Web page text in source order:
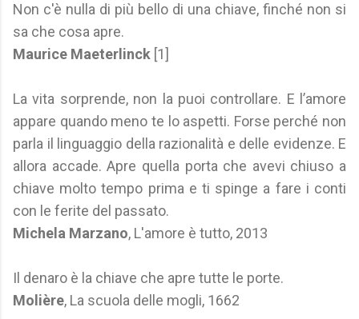
Non c'è nulla di più bello di una chiave, finché non si
sa che cosa apre.
Maurice Maeterlinck [1]
La vita sorprende, non la puoi controllare. E l’amore
appare quando meno te lo aspetti. Forse perché non
parla il linguaggio della razionalità e delle evidenze. E
allora accade. Apre quella porta che avevi chiuso a
chiave molto tempo prima e ti spinge a fare i conti
con le ferite del passato.
Michela Marzano, L'amore è tutto, 2013
Il denaro è la chiave che apre tutte le porte.
Molière, La scuola delle mogli, 1662